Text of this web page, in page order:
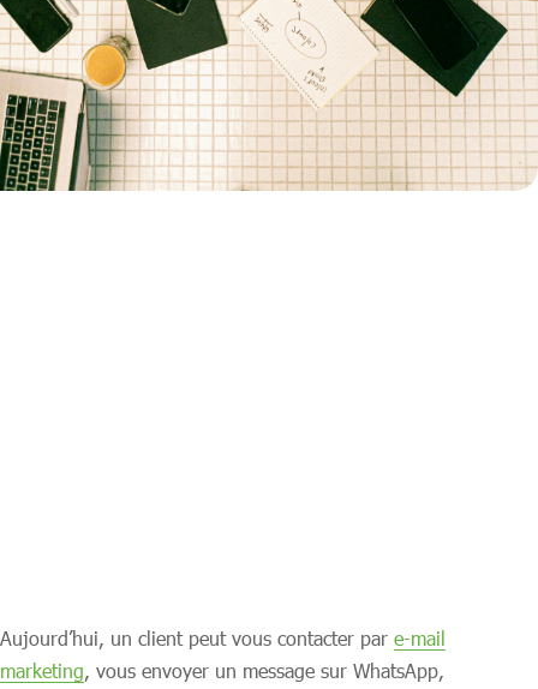
Aujourd’hui, un client peut vous contacter par e-mail
marketing , vous envoyer un message sur WhatsApp,